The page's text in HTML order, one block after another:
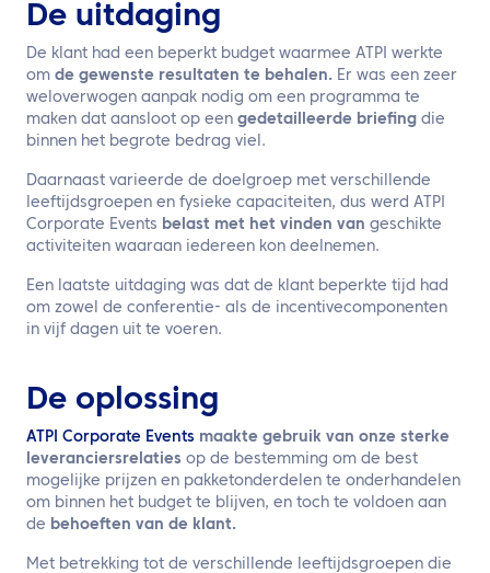
De uitdaging
De klant had een beperkt budget waarmee ATPI werkte
om de gewenste resultaten te behalen. Er was een zeer
weloverwogen aanpak nodig om een programma te
maken dat aansloot op een gedetailleerde briefing die
binnen het begrote bedrag viel.
Daarnaast varieerde de doelgroep met verschillende
leeftijdsgroepen en fysieke capaciteiten, dus werd ATPI
Corporate Events belast met het vinden van geschikte
activiteiten waaraan iedereen kon deelnemen.
Een laatste uitdaging was dat de klant beperkte tijd had
om zowel de conferentie- als de incentivecomponenten
in vijf dagen uit te voeren.
De oplossing
ATPI Corporate Events maakte gebruik van onze sterke
leveranciersrelaties op de bestemming om de best
mogelijke prijzen en pakketonderdelen te onderhandelen
om binnen het budget te blijven, en toch te voldoen aan
de behoeften van de klant.
Met betrekking tot de verschillende leeftijdsgroepen die